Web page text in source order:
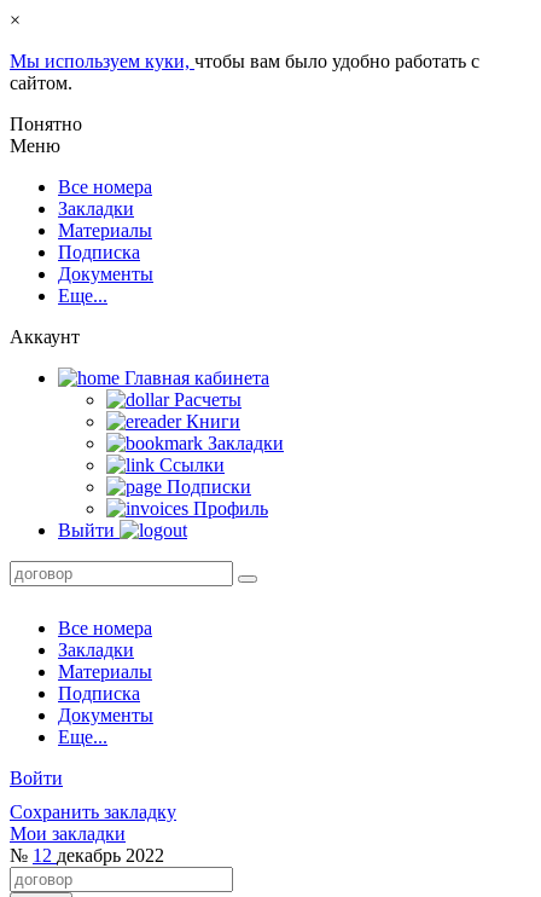
×
Мы используем куки, чтобы вам было удобно работать с
сайтом.
Понятно
Меню
Все номера
Закладки
Материалы
Подписка
Документы
Еще...
Аккаунт
Главная кабинета
Расчеты
Книги
Закладки
Ссылки
Подписки
Профиль
Выйти
Все номера
Закладки
Материалы
Подписка
Документы
Еще...
Войти
Сохранить закладку
Мои закладки
№ 12 декабрь 2022